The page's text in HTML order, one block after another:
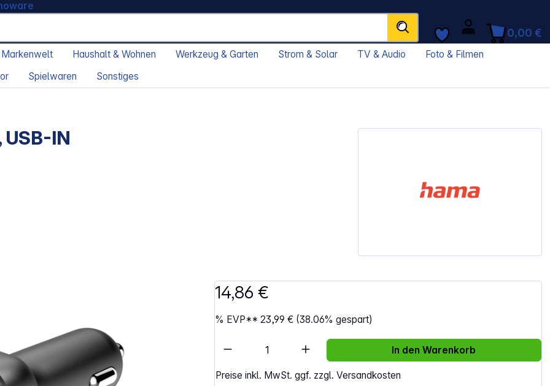
0,00 €
Haushalt & Wohnen Werkzeug & Garten Strom & Solar TV & Audio
Foto & Filmen
Spielwaren Sonstiges
IN
14,86 €
% EVP**23,99 € (38.06% gespart)
Preise inkl. MwSt. ggf. zzgl. Versandkosten
Artikel Anzahl: Gib den gewünschten Wert ein
In den Warenkorb